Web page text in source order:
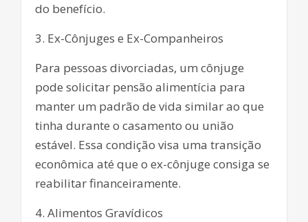
do benefício.
3. Ex-Cônjuges e Ex-Companheiros
Para pessoas divorciadas, um cônjuge
pode solicitar pensão alimentícia para
manter um padrão de vida similar ao que
tinha durante o casamento ou união
estável. Essa condição visa uma transição
econômica até que o ex-cônjuge consiga se
reabilitar financeiramente.
4. Alimentos Gravídicos